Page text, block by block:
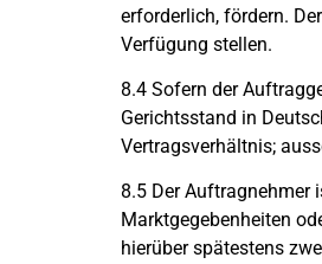
erforderlich, fördern.
Verfügung stellen.
8.4 Sofern der
Gerichtsstand in
Vertragsverhältnis;
8.5 Der Auftragnehmer
Marktgegebenheiten
hierüber spätestens